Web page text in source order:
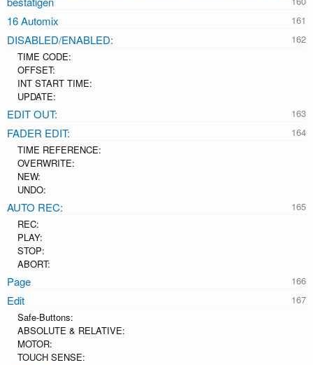
16 Automix
DISABLED/ENABLED:
TIME CODE:
OFFSET:
INT START TIME:
UPDATE:
EDIT OUT:
FADER EDIT:
TIME REFERENCE:
OVERWRITE:
NEW:
UNDO:
AUTO REC:
REC:
PLAY:
STOP:
ABORT:
Page
Edit
Safe-Buttons:
ABSOLUTE & RELATIVE:
MOTOR:
TOUCH SENSE: